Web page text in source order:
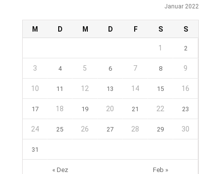
Januar 2022
M D M D F S S
« Dez Feb »
1 2
3 4 5 6 7 8 9
10 11 12 13 14 15 16
17 18 19 20 21 22 23
24 25 26 27 28 29 30
31